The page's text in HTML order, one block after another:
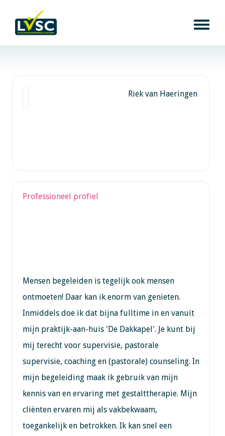
Riek van Haeringen
Professioneel profiel
Mensen begeleiden is tegelijk ook mensen
ontmoeten! Daar kan ik enorm van genieten.
Inmiddels doe ik dat bijna fulltime in en vanuit
mijn praktijk-aan-huis 'De Dakkapel'. Je kunt bij
mij terecht voor supervisie, pastorale
supervisie, coaching en (pastorale) counseling. In
mijn begeleiding maak ik gebruik van mijn
kennis van en ervaring met gestalttherapie. Mijn
cliënten ervaren mij als vakbekwaam,
toegankelijk en betrokken. Ik kan snel een